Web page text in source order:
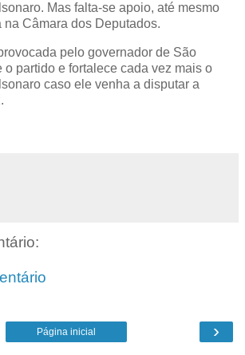
Mas falta-se apoio, até mesmo
na Câmara dos Deputados.
pelo governador de São
partido e fortalece cada vez mais o
caso ele venha a disputar a
›
Página inicial